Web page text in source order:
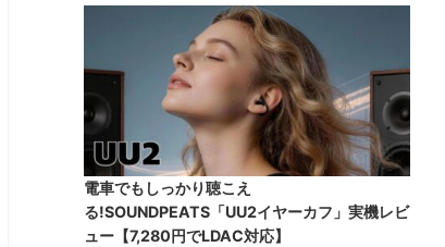
RGBライト 児童守護 IPS画面 日本語説明書
電車でもしっかり聴こえ
る!SOUNDPEATS「UU2イヤーカフ」実機レビ
ュー【7,280円でLDAC対応】